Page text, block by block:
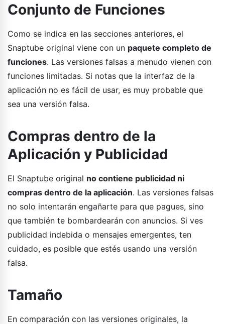
Conjunto de Funciones
Como se indica en las secciones anteriores, el
Snaptube original viene con un paquete completo de
funciones. Las versiones falsas a menudo vienen con
funciones limitadas. Si notas que la interfaz de la
aplicación no es fácil de usar, es muy probable que
sea una versión falsa.
Compras dentro de la
Aplicación y Publicidad
El Snaptube original no contiene publicidad ni
compras dentro de la aplicación. Las versiones falsas
no solo intentarán engañarte para que pagues, sino
que también te bombardearán con anuncios. Si ves
publicidad indebida o mensajes emergentes, ten
cuidado, es posible que estés usando una versión
falsa.
Tamaño
En comparación con las versiones originales, la